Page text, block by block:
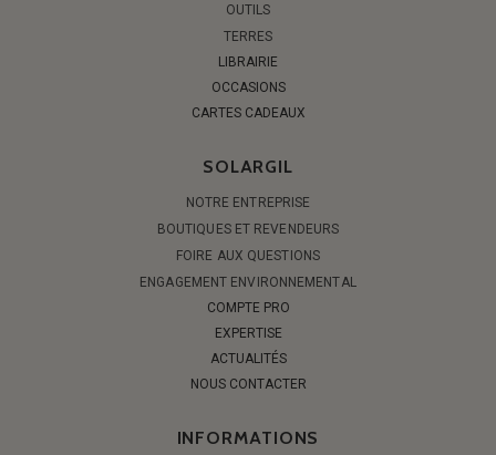
OUTILS
TERRES
LIBRAIRIE
OCCASIONS
CARTES CADEAUX
SOLARGIL
NOTRE ENTREPRISE
BOUTIQUES ET REVENDEURS
FOIRE AUX QUESTIONS
ENGAGEMENT ENVIRONNEMENTAL
COMPTE PRO
EXPERTISE
ACTUALITÉS
NOUS CONTACTER
INFORMATIONS